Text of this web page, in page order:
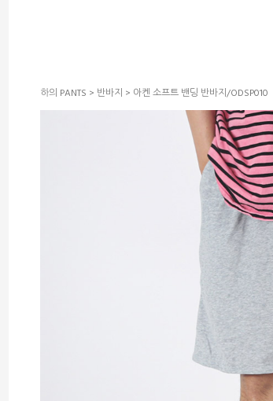
하의 PANTS > 반바지 > 아켄 소프트 밴딩 반바지/ODSP010